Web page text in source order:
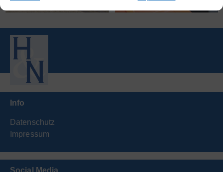
Info
Datenschutz
Impressum
Social Media